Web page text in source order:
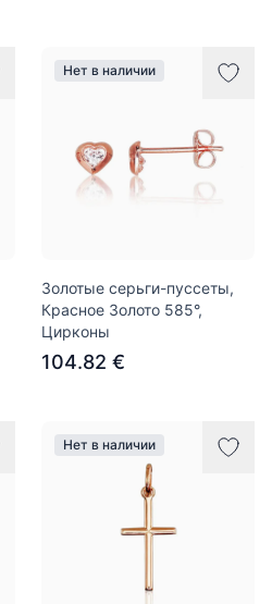
Нет в наличии
Золотые серьги-пуссеты,
Красное Золото 585°,
Цирконы
104.82 €
Нет в наличии